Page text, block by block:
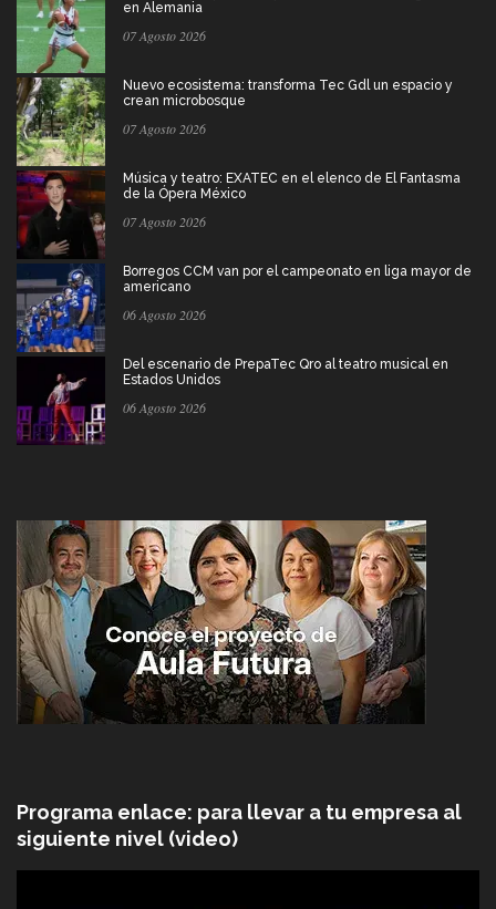
en Alemania
07 Agosto 2026
Nuevo ecosistema: transforma Tec Gdl un espacio y
crean microbosque
07 Agosto 2026
Música y teatro: EXATEC en el elenco de El Fantasma
de la Ópera México
07 Agosto 2026
Borregos CCM van por el campeonato en liga mayor de
americano
06 Agosto 2026
Del escenario de PrepaTec Qro al teatro musical en
Estados Unidos
06 Agosto 2026
Programa enlace: para llevar a tu empresa al
siguiente nivel (video)